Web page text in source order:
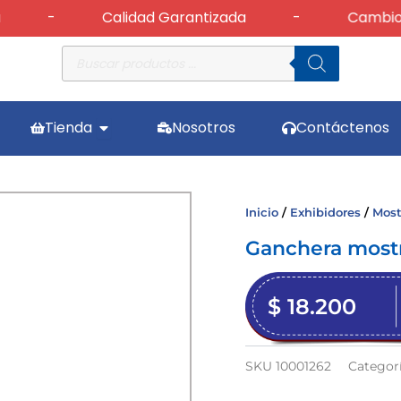
Calidad Garantizada Cambios
Tienda Abrir TiendaNosotros Contáctenos
Inicio / Exhibidores /
Ganchera
$ 18.200
SKU 10001262